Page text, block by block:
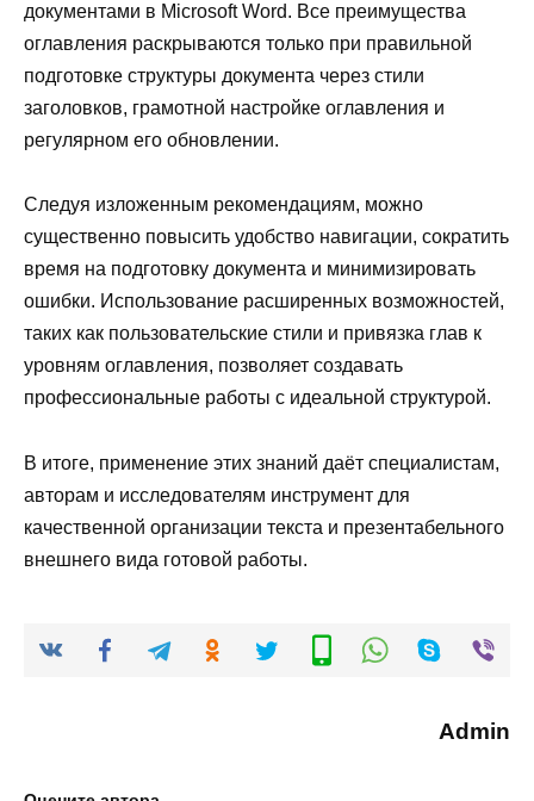
документами в Microsoft Word. Все преимущества
оглавления раскрываются только при правильной
подготовке структуры документа через стили
заголовков, грамотной настройке оглавления и
регулярном его обновлении.
Следуя изложенным рекомендациям, можно
существенно повысить удобство навигации, сократить
время на подготовку документа и минимизировать
ошибки. Использование расширенных возможностей,
таких как пользовательские стили и привязка глав к
уровням оглавления, позволяет создавать
профессиональные работы с идеальной структурой.
В итоге, применение этих знаний даёт специалистам,
авторам и исследователям инструмент для
качественной организации текста и презентабельного
внешнего вида готовой работы.
Admin